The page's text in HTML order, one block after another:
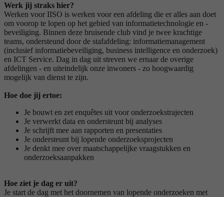
Werk jij straks hier?
Werken voor IISO is werken voor een afdeling die er alles aan doet
om voorop te lopen op het gebied van informatietechnologie en -
beveiliging. Binnen deze bruisende club vind je twee krachtige
teams, ondersteund door de stafafdeling: informatiemanagement
(inclusief informatiebeveiliging, business intelligence en onderzoek)
en ICT Service. Dag in dag uit streven we ernaar de overige
afdelingen - en uiteindelijk onze inwoners - zo hoogwaardig
mogelijk van dienst te zijn.
Hoe doe jij ertoe:
Je bouwt en zet enquêtes uit voor onderzoekstrajecten
Je verwerkt data en ondersteunt bij analyses
Je schrijft mee aan rapporten en presentaties
Je ondersteunt bij lopende onderzoeksprojecten
Je denkt mee over maatschappelijke vraagstukken en
onderzoeksaanpakken
Hoe ziet je dag er uit?
Je start de dag met het doornemen van lopende onderzoeken met